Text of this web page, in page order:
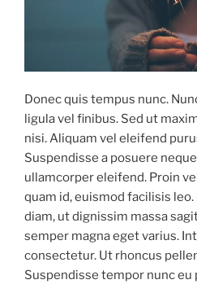
Donec quis tempus nunc.
ligula vel finibus. Sed ut
nisi. Aliquam vel eleifend
Suspendisse a posuere
ullamcorper eleifend. Proin
quam id, euismod facilisis
diam, ut dignissim massa
semper magna eget varius.
consectetur. Ut rhoncus
Suspendisse tempor nunc